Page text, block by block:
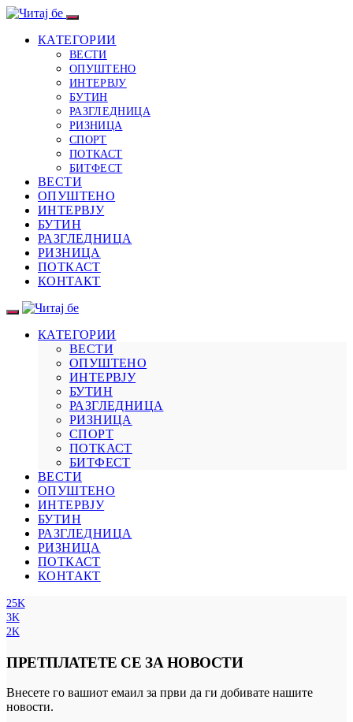
КАТЕГОРИИ
ВЕСТИ
ОПУШТЕНО
ИНТЕРВЈУ
БУТИН
РАЗГЛЕДНИЦА
РИЗНИЦА
СПОРТ
ПОТКАСТ
БИТФЕСТ
ВЕСТИ
ОПУШТЕНО
ИНТЕРВЈУ
БУТИН
РАЗГЛЕДНИЦА
РИЗНИЦА
ПОТКАСТ
КОНТАКТ
КАТЕГОРИИ
ВЕСТИ
ОПУШТЕНО
ИНТЕРВЈУ
БУТИН
РАЗГЛЕДНИЦА
РИЗНИЦА
СПОРТ
ПОТКАСТ
БИТФЕСТ
ВЕСТИ
ОПУШТЕНО
ИНТЕРВЈУ
БУТИН
РАЗГЛЕДНИЦА
РИЗНИЦА
ПОТКАСТ
КОНТАКТ
25K
3K
2K
ПРЕТПЛАТЕТЕ СЕ ЗА НОВОСТИ
Внесете го вашиот емаил за први да ги добивате нашите
новости.